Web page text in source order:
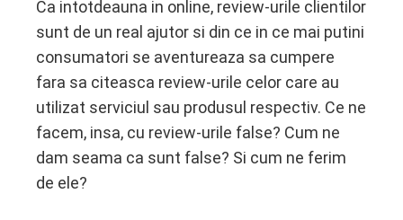
Ca intotdeauna in online, review-urile clientilor
sunt de un real ajutor si din ce in ce mai putini
consumatori se aventureaza sa cumpere
fara sa citeasca review-urile celor care au
utilizat serviciul sau produsul respectiv. Ce ne
facem, insa, cu review-urile false? Cum ne
dam seama ca sunt false? Si cum ne ferim
de ele?